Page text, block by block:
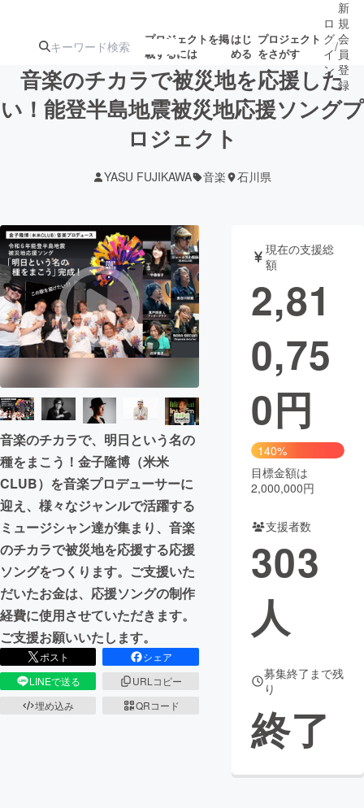
プロジェクトを掲
載するには
はじ
める
プロジェクト
をさがす
注目の新着プロ募集終了が近いプ
テクノロジー・ガジェット
映像・映画 書籍・雑誌
ビジネス・起業 チャレンジ
まちづくり・地域活性化
CAMPFIRE for Social Good
CAMPFIRE Creation
CAMPFIREふるさと納税
コミュニティ
ロ
グ
イ
ン
/
新
規
会
員
登
録
音楽のチカラで被災地を応援した
い！能登半島地震被災地応援ソングプ
ロジェクト
YASU FUJIKAWA 音楽 石川県
音楽のチカラで、明日という名の
種をまこう！金子隆博（米米
CLUB）を音楽プロデューサーに
迎え、様々なジャンルで活躍する
ミュージシャン達が集まり、音楽
のチカラで被災地を応援する応援
ソングをつくります。ご支援いた
だいたお金は、応援ソングの制作
経費に使用させていただきます。
ご支援お願いいたします。
ポスト
シェア
LINEで送る
URLコピー
埋め込み
QRコード
現在の支援総
額
2,81
0,75
0円
140%
目標金額は
2,000,000円
支援者数
303
人
募集終了まで残
り
終了